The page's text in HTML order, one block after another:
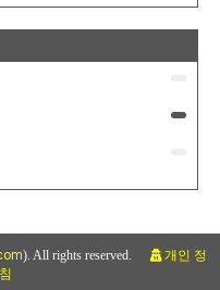
). All rights reserved.
개인 정